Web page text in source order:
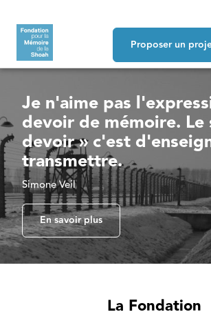
Proposer un
Je n'aime pas
devoir de mémoire. Le
devoir » c'est
transmettre.
Simone Veil
En savoir plus
La Fondation